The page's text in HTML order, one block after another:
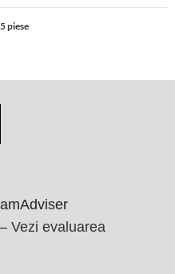
piese
Vezi evaluarea